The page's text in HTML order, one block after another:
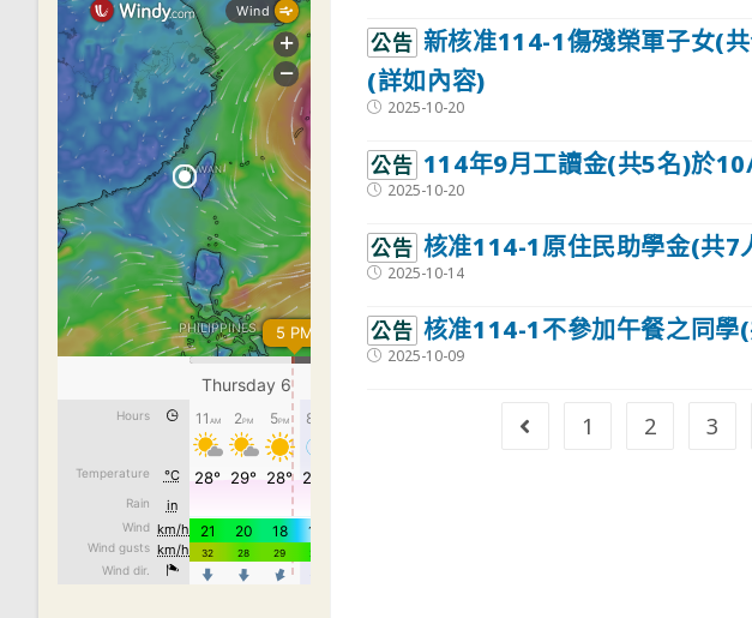
公告 新核准114-1傷殘榮軍子女(
(詳如內容)
Post2025-10-20
公告 114年9月工讀金(共5名)於
Post2025-10-20
公告 核准114-1原住民助學金(共
Post2025-10-14
公告 核准114-1不參加午餐之同
Post2025-10-09
Go to the previous
1 2 3